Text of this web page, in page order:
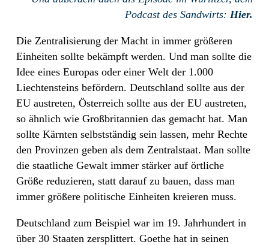
Podcast des Sandwirts: Hier.
Die Zentralisierung der Macht in immer größeren
Einheiten sollte bekämpft werden. Und man sollte die
Idee eines Europas oder einer Welt der 1.000
Liechtensteins befördern. Deutschland sollte aus der
EU austreten, Österreich sollte aus der EU austreten,
so ähnlich wie Großbritannien das gemacht hat. Man
sollte Kärnten selbstständig sein lassen, mehr Rechte
den Provinzen geben als dem Zentralstaat. Man sollte
die staatliche Gewalt immer stärker auf örtliche
Größe reduzieren, statt darauf zu bauen, dass man
immer größere politische Einheiten kreieren muss.
Deutschland zum Beispiel war im 19. Jahrhundert in
über 30 Staaten zersplittert. Goethe hat in seinen